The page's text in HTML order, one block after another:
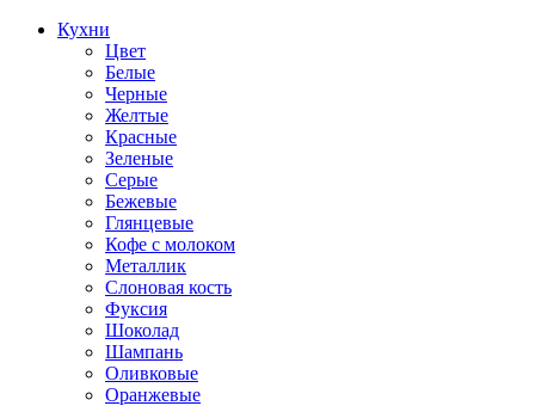
Кухни
Цвет
Белые
Черные
Желтые
Красные
Зеленые
Серые
Бежевые
Глянцевые
Кофе с молоком
Металлик
Слоновая кость
Фуксия
Шоколад
Шампань
Оливковые
Оранжевые